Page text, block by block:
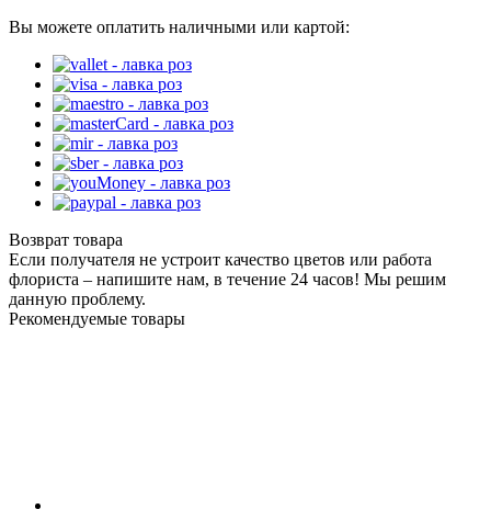
Вы можете оплатить наличными или картой:
Возврат товара
Если получателя не устроит качество цветов или работа
флориста – напишите нам, в течение 24 часов! Мы решим
данную проблему.
Рекомендуемые товары